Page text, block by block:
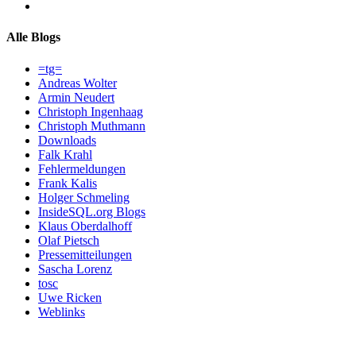
Alle Blogs
=tg=
Andreas Wolter
Armin Neudert
Christoph Ingenhaag
Christoph Muthmann
Downloads
Falk Krahl
Fehlermeldungen
Frank Kalis
Holger Schmeling
InsideSQL.org Blogs
Klaus Oberdalhoff
Olaf Pietsch
Pressemitteilungen
Sascha Lorenz
tosc
Uwe Ricken
Weblinks